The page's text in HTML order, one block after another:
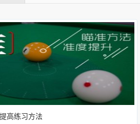
高练习方法